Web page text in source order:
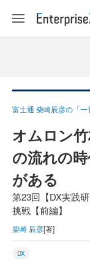
富士通 柴崎辰彦の「一
オムロン
の流れの
がある
第23回【DX実践
挑戦【前編】
柴崎 辰彦[著]
DX